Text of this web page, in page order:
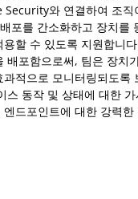
와 연결하여 조
포를 간소화하고 장치를
할 수 있도록 지원합니
배포함으로써, 팀은 장치
적으로 모니터링되도록
스 동작 및 상태에 대한
드포인트에 대한 강력한